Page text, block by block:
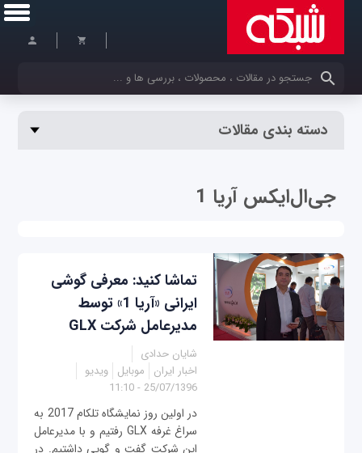
کلمات کلیدی خود را وارد کنید
دسته بندی مقالات
جی‌ال‌ایکس آریا 1
تماشا کنید: معرفی گوشی
ایرانی «آریا 1» توسط
مدیرعامل شرکت GLX
شایان حدادی
اخبار ایران
موبایل ویدیو
25/07/1396 - 11:10
در اولین روز نمایشگاه تلکام 2017 به
سراغ غرفه GLX رفتیم و با مدیرعامل
این شرکت گفت و گویی داشتیم. در